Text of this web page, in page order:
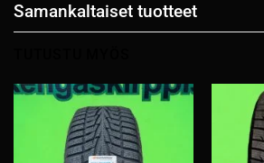
Samankaltaiset tuotteet